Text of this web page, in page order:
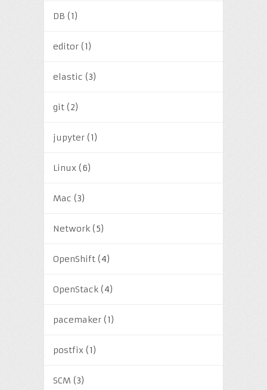
DB (1)
editor(1)
elastic (3)
git(2)
jupyter(1)
Linux(6)
Mac (3)
Network(5)
OpenShift(4)
OpenStack(4)
pacemaker(1)
postfix(1)
SCM (3)